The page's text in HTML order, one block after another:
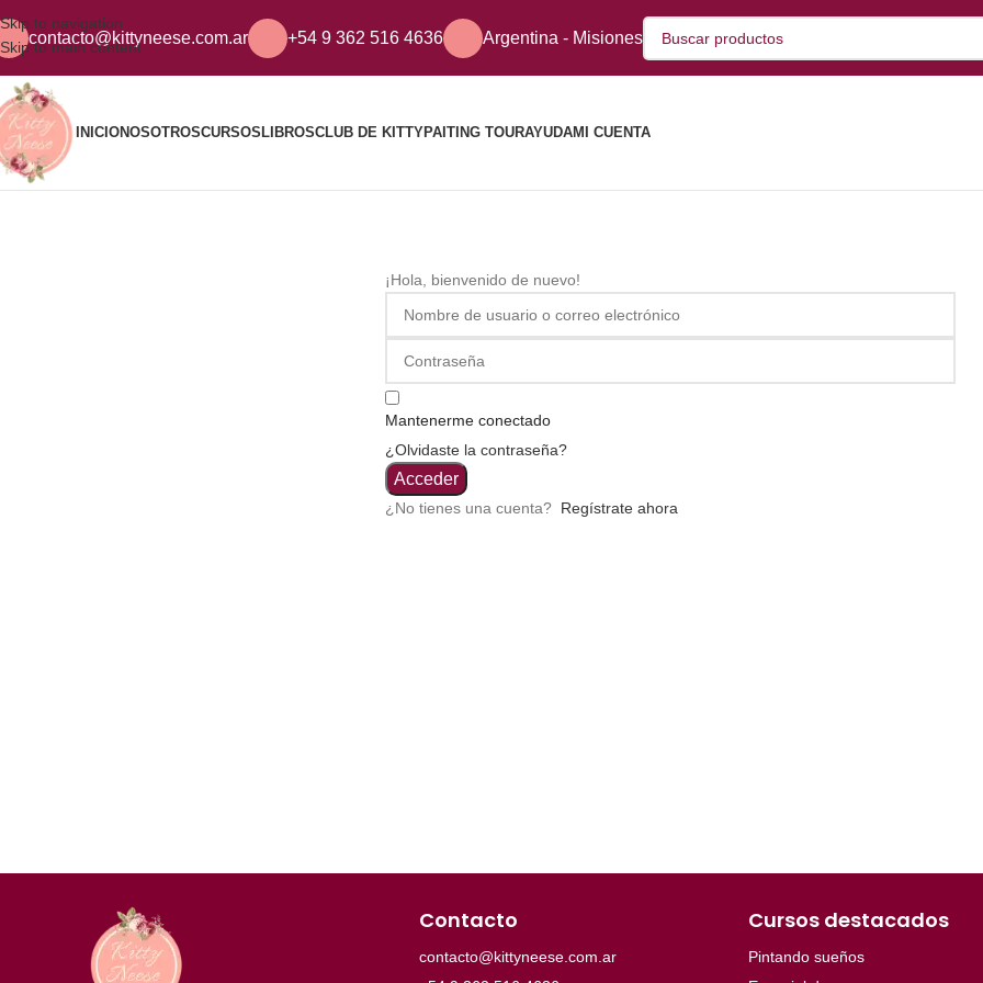
Skip to navigation
Skip to main content
contacto@kittyneese.com.ar +54 9 362 516 4636 Argentina - Misiones
INICIONOSOTROSCURSOS LIBROSCLUB DE KITTYPAITING TOURAYUDAMI CUENTA
¡Hola, bienvenido de nuevo!
Mantenerme conectado
¿Olvidaste la contraseña?
Acceder
¿No tienes una cuenta? Regístrate ahora
Contacto
contacto@kittyneese.com.ar
Cursos destacados
Pintando sueños